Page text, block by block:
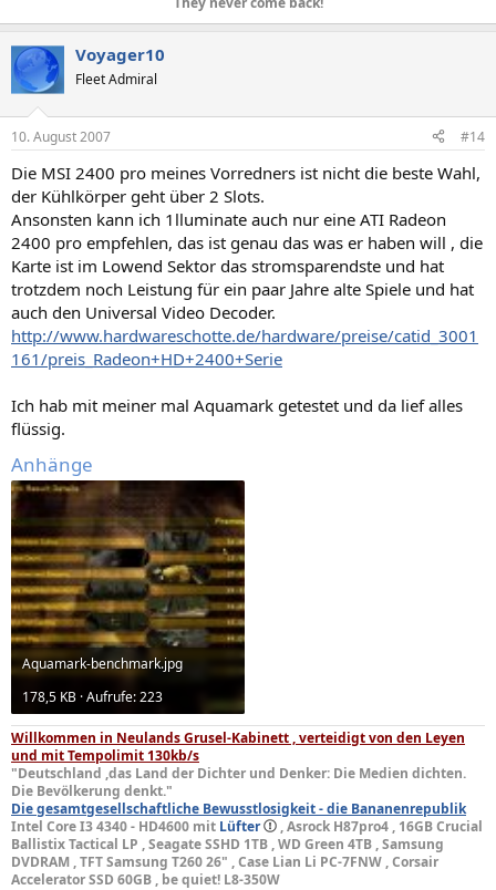
Voyager10
Fleet Admiral
10. August 2007 #14
Die MSI 2400 pro meines Vorredners ist nicht die beste Wahl,
der Kühlkörper geht über 2 Slots.
Ansonsten kann ich 1lluminate auch nur eine ATI Radeon
2400 pro empfehlen, das ist genau das was er haben will , die
Karte ist im Lowend Sektor das stromsparendste und hat
trotzdem noch Leistung für ein paar Jahre alte Spiele und hat
auch den Universal Video Decoder.
http://www.hardwareschotte.de/hardware/preise/catid_3001
161/preis_Radeon+HD+2400+Serie
Ich hab mit meiner mal Aquamark getestet und da lief alles
flüssig.
Anhänge
Aquamark-benchmark.jpg
178,5 KB · Aufrufe: 223
Willkommen in Neulands Grusel-Kabinett , verteidigt von den Leyen
und mit Tempolimit 130kb/s
"Deutschland ,das Land der Dichter und Denker: Die Medien dichten.
Die Bevölkerung denkt."
Die gesamtgesellschaftliche Bewusstlosigkeit - die Bananenrepublik
Intel Core I3 4340 - HD4600 mit Lüfter
, Asrock H87pro4 , 16GB Crucial
Ballistix Tactical LP , Seagate SSHD 1TB , WD Green 4TB , Samsung
DVDRAM , TFT Samsung T260 26" , Case Lian Li PC-7FNW , Corsair
Accelerator SSD 60GB , be quiet! L8-350W